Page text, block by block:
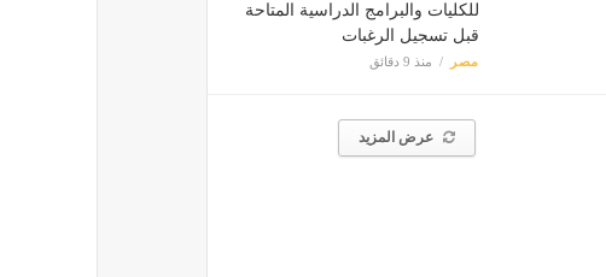
للكليات والبرامج الدراسية المتاحة
قبل تسجيل الرغبات
مصر منذ 9 دقائق
عرض المزيد